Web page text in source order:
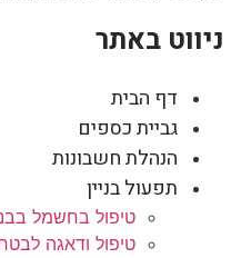
ניווט באתר
דף הבית
גביית כספים
הנהלת חשבונות
תפעול בניין
טיפול בחשמל
טיפול ודאגה